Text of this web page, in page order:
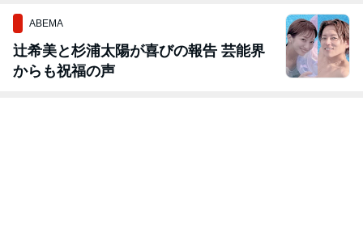
ABEMA
辻希美と杉浦太陽が喜びの報告 芸能界
からも祝福の声